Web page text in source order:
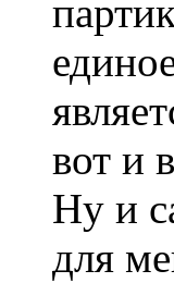
вот и
Ну и
для